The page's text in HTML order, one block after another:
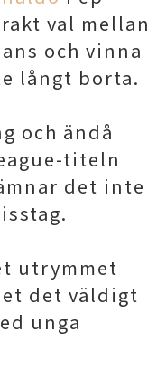
val mellan
och vinna
långt borta.
och ändå
titeln
det inte
utrymmet
det väldigt
unga